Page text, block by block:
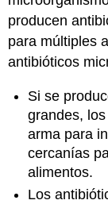
producen
para múltiples
antibióticos
Si se
grandes,
arma para
cercanías
alimentos.
Los